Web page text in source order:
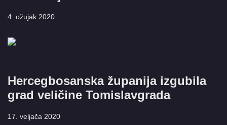
4. ožujak 2020
Hercegbosanska županija izgubila
grad veličine Tomislavgrada
17. veljača 2020